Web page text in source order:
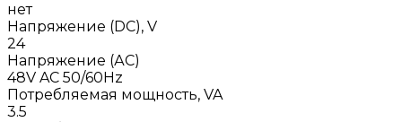
нет
Напряжение (DC), V
24
Напряжение (АС)
48V AC 50/60Hz
Потребляемая мощность, VA
3.5